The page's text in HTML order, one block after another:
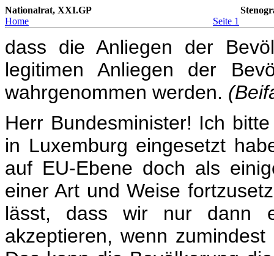
Nationalrat, XXI.GP
Home
Seite 1
dass die Anliegen der
legitimen Anliegen der
wahrgenommen werden.
Herr Bundesminister! Ich
in Luxemburg eingesetzt
auf EU-Ebene doch als
einer Art und Weise
lässt, dass wir nur dann
akzeptieren, wenn